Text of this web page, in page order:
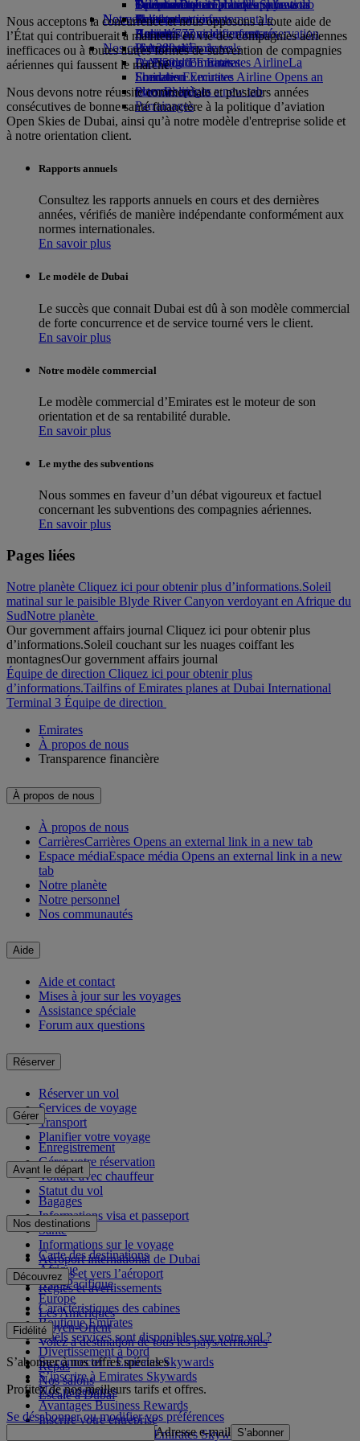
Opens an external link in a new tab
Boissons
Notre flotte
Boeing 777
L’A380 d’Emirates
L’A350 d’Emirates
Emirates Executive
Plan des sièges
Divertissements pour les enfants
Jouets pour enfants
Activités pour les enfants
La durabilité en pratique
Politique environnementale
Rapports environnementaux
Nos communautés
La Fondation Emirates AirlineLa
Fondation Emirates Airline Opens an
external link in a new tab
Parrainages
Toronto-Dubai
Nouvelles destinations
Helsinki
Hangzhou
Da Nang
Shenzhen
Siem Reap
Se connecter à Emirates Skywards
Skywards+
Téléphone portable et l'application
Emirates
Annuler ou modifier une réservation
Perturbations de vols
À propos d’Emirates
Nous acceptons la concurrence et nous opposons à toute aide de
l’État qui contribuerait à maintenir en vie des compagnies aériennes
inefficaces ou à toutes autres formes de subvention de compagnies
aériennes qui faussent le marché.
Nous devons notre réussite commerciale et plusieurs années
consécutives de bonne santé financière à la politique d’aviation
Open Skies de Dubai, ainsi qu’à notre modèle d'entreprise solide et
à notre orientation client.
Rapports annuels
Consultez les rapports annuels en cours et des dernières
années, vérifiés de manière indépendante conformément aux
normes internationales.
En savoir plus
Le modèle de Dubai
Le succès que connait Dubai est dû à son modèle commercial
de forte concurrence et de service tourné vers le client.
En savoir plus
Notre modèle commercial
Le modèle commercial d’Emirates est le moteur de son
orientation et de sa rentabilité durable.
En savoir plus
Le mythe des subventions
Nous sommes en faveur d’un débat vigoureux et factuel
concernant les subventions des compagnies aériennes.
En savoir plus
Pages liées
Notre planète Cliquez ici pour obtenir plus d’informations.Soleil
matinal sur le paisible Blyde River Canyon verdoyant en Afrique du
SudNotre planète
Our government affairs journal Cliquez ici pour obtenir plus
d’informations.Soleil couchant sur les nuages coiffant les
montagnesOur government affairs journal
Équipe de direction Cliquez ici pour obtenir plus
d’informations.Tailfins of Emirates planes at Dubai International
Terminal 3 Équipe de direction
Emirates
À propos de nous
Transparence financière
À propos de nous
À propos de nous
CarrièresCarrières Opens an external link in a new tab
Espace médiaEspace média Opens an external link in a new
tab
Notre planète
Notre personnel
Nos communautés
Aide
Aide et contact
Mises à jour sur les voyages
Assistance spéciale
Forum aux questions
Réserver
Réserver un vol
Services de voyage
Transport
Planifier votre voyage
Gérer
Enregistrement
Gérer votre réservation
Voiture avec chauffeur
Statut du vol
Avant le départ
Bagages
Informations visa et passeport
Santé
Informations sur le voyage
Aéroport international de Dubai
Depuis et vers l’aéroport
Règles et avertissements
Nos destinations
Carte des destinations
Afrique
Asie-Pacifique
Europe
Les Amériques
Moyen-Orient
Volez à destination de tous les pays/territoires
Découvrez
Caractéristiques des cabines
Boutique Emirates
Quels services sont disponibles sur votre vol ?
Divertissement à bord
Repas
Nos salons
Escale à Dubai
Fidélité
Se connecter à Emirates Skywards
S’inscrire à Emirates Skywards
Nos partenaires
Avantages Business Rewards
Inscrire votre entreprise
Règles du programme Emirates Skywards
S’abonner à nos offres spéciales
Profitez de nos meilleurs tarifs et offres.
Se désabonner ou modifier vos préférences
Adresse e-mail S’abonner